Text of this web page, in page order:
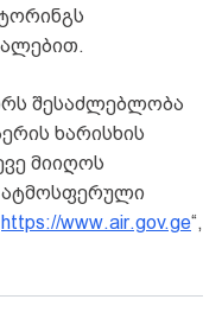
შესაძლებლობა
ხარისხის
მიიღოს
ატმოსფერული
https://www.air.gov.ge“,